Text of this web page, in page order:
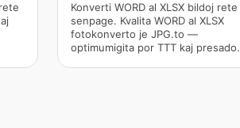
Konverti WORD al XLSX bildoj rete
senpage. Kvalita WORD al XLSX
fotokonverto je JPG.to —
optimumigita por TTT kaj presado.